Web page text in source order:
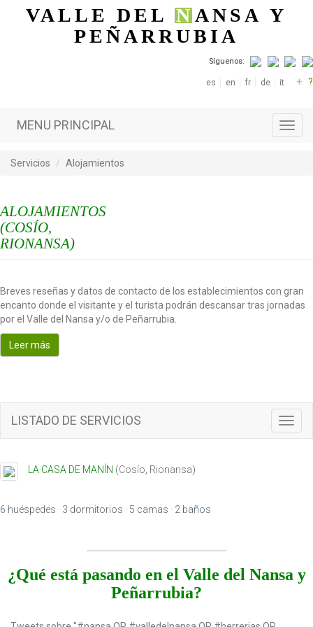
Pasar al contenido principal
VALLE DELNANSA Y
PEÑARRUBIA
Síguenos:
es en fr de it + ?
MENU PRINCIPAL
Servicios Alojamientos
ALOJAMIENTOS
(COSÍO,
RIONANSA)
Breves reseñas y datos de contacto de los establecimientos con gran
encanto donde el visitante y el turista podrán descansar tras jornadas
por el Valle del Nansa y/o de Peñarrubia.
Leer más
LISTADO DE SERVICIOS
LA CASA DE MANÍN (Cosío Rionansa)
6 huéspedes · 3 dormitorios · 5 camas · 2 baños
¿Qué está pasando en el Valle del Nansa y
Peñarrubia?